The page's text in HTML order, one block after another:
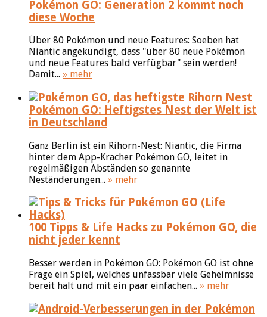
Pokémon GO: Generation 2 kommt noch
diese Woche
Über 80 Pokémon und neue Features: Soeben hat
Niantic angekündigt, dass "über 80 neue Pokémon
und neue Features bald verfügbar" sein werden!
Damit... » mehr
Pokémon GO: Heftigstes Nest der Welt ist
in Deutschland
Ganz Berlin ist ein Rihorn-Nest: Niantic, die Firma
hinter dem App-Kracher Pokémon GO, leitet in
regelmäßigen Abständen so genannte
Neständerungen... » mehr
100 Tipps & Life Hacks zu Pokémon GO, die
nicht jeder kennt
Besser werden in Pokémon GO: Pokémon GO ist ohne
Frage ein Spiel, welches unfassbar viele Geheimnisse
bereit hält und mit ein paar einfachen... » mehr